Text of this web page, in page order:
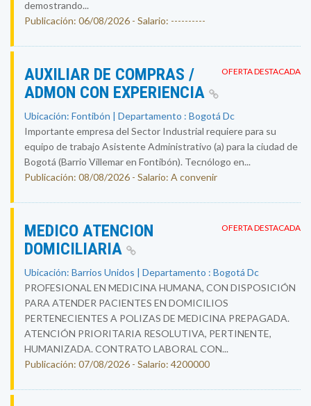
demostrando...
Publicación: 06/08/2026 - Salario: ----------
OFERTA DESTACADA
AUXILIAR DE COMPRAS /
ADMON CON EXPERIENCIA
Ubicación: Fontibón | Departamento : Bogotá Dc
Importante empresa del Sector Industrial requiere para su
equipo de trabajo Asistente Administrativo (a) para la ciudad de
Bogotá (Barrio Villemar en Fontibón). Tecnólogo en...
Publicación: 08/08/2026 - Salario: A convenir
OFERTA DESTACADA
MEDICO ATENCION
DOMICILIARIA
Ubicación: Barrios Unidos | Departamento : Bogotá Dc
PROFESIONAL EN MEDICINA HUMANA, CON DISPOSICIÓN
PARA ATENDER PACIENTES EN DOMICILIOS
PERTENECIENTES A POLIZAS DE MEDICINA PREPAGADA.
ATENCIÓN PRIORITARIA RESOLUTIVA, PERTINENTE,
HUMANIZADA. CONTRATO LABORAL CON...
Publicación: 07/08/2026 - Salario: 4200000